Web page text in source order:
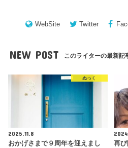
WebSite Twitter
NEW POST このライターの最新記
ぬっく
2025.11.8
おかげさまで９周年を迎えまし
再